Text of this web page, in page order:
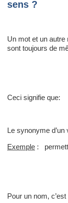
sens ?
Un mot et un
sont toujours de
Ceci signifie que:
Le synonyme
Exemple :
Pour un nom,